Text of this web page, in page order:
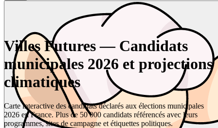
Villes Futures — Candidats
municipales 2026 et projections
climatiques
Carte interactive des candidats déclarés aux élections municipales
2026 en France. Plus de 50 000 candidats référencés avec leurs
programmes, sites de campagne et étiquettes politiques.